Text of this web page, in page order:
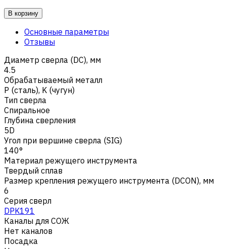
В корзину
Основные параметры
Отзывы
Диаметр сверла (DC), мм
4.5
Обрабатываемый металл
Р (сталь), K (чугун)
Тип сверла
Спиральное
Глубина сверления
5D
Угол при вершине сверла (SIG)
140°
Материал режущего инструмента
Твердый сплав
Размер крепления режущего инструмента (DCON), мм
6
Серия сверл
DPK191
Каналы для СОЖ
Нет каналов
Посадка